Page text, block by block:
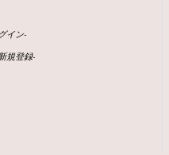
イン-
規登録-